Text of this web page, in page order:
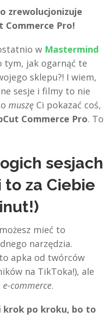
zrewolucjonizuje
Commerce Pro!
w Mastermind
tym, jak ogarnąć te
sklepu?! I wiem,
sesje i filmy to nie
muszę Ci pokazać coś,
Commerce Pro. To
sesjach
to za Ciebie
mieć to
narzędzia.
to apka od twórców
na TikToka!), ale
e-commerce.
krok po kroku, bo to